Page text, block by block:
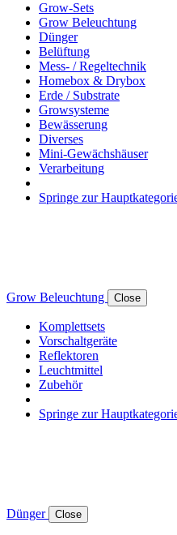
Grow-Sets
Grow Beleuchtung
Dünger
Belüftung
Mess- / Regeltechnik
Homebox & Drybox
Erde / Substrate
Growsysteme
Bewässerung
Diverses
Mini-Gewächshäuser
Verarbeitung
Springe zur
Grow Beleuchtung Close
Komplettsets
Vorschaltgeräte
Reflektoren
Leuchtmittel
Zubehör
Springe zur
Dünger Close